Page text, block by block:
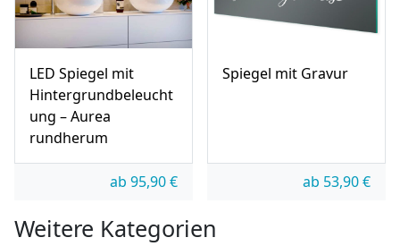
LED Spiegel mit
Hintergrundbeleucht
ung – Aurea
rundherum
ab 95,90€
Spiegel mit Gravur
ab 53,90€
Weitere Kategorien